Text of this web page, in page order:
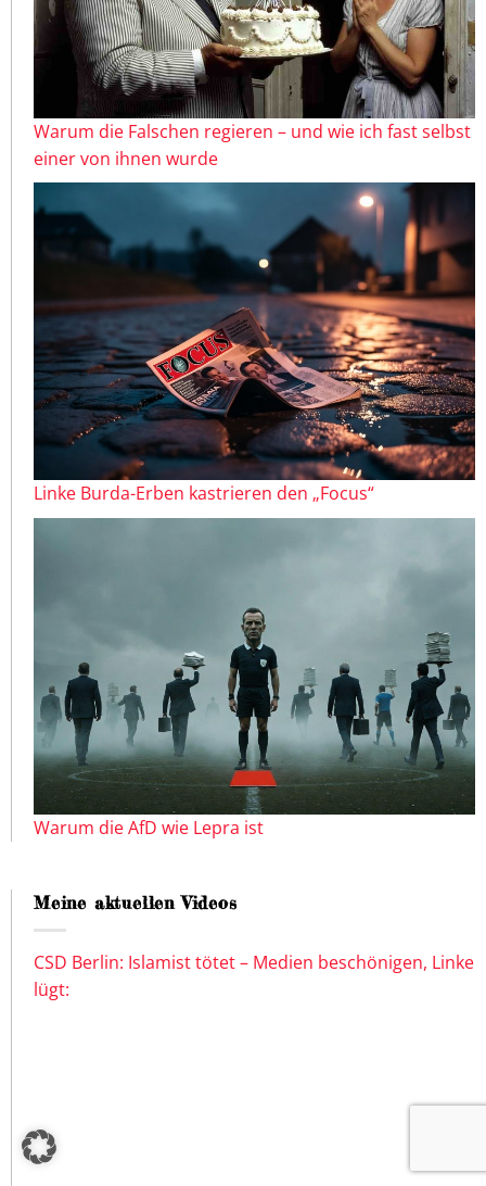
Warum die Falschen regieren – und wie ich fast selbst
einer von ihnen wurde
Linke Burda-Erben kastrieren den „Focus“
Warum die AfD wie Lepra ist
Meine aktuellen Videos
CSD Berlin: Islamist tötet – Medien beschönigen, Linke
lügt: